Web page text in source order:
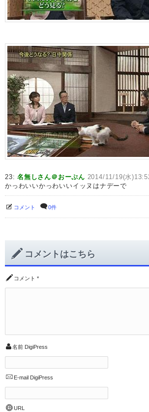
23:名無しさん＠おーぷん 2014/11/19(水
かっわいいかっわいいイッヌはナデーで
コメント 0件
コメントはこちら
コメント *
名前 DigiPress
E-mail DigiPress
URL